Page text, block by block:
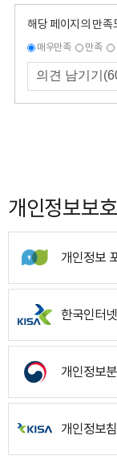
해당 페이지의 만족
매우만족 만족
개인정보보
개인정보
한국인터
개인정보
개인정보